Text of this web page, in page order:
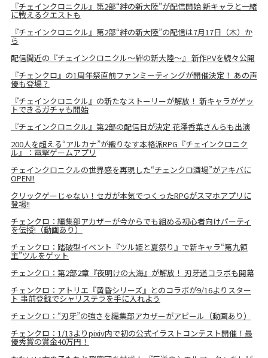
『チェインクロニクル』第2部“絆の新大陸”が配信開始 新キャラと一緒
に戦えるクエストも
『チェインクロニクル』第2部“絆の新大陸”の配信は7月17日（木）か
ら
配信間近の『チェインクロニクル～絆の新大陸～』 新作PVを続々公開
『チェンクロ』の1周年祭直前ファンミーティングが開催決定！ あの声
優も登場？
『チェインクロニクル』の新たなストーリーが解放！ 新キャラがゲッ
トできるガチャも開始
『チェインクロニクル』第2部の配信日が決定 花澤香菜さんらも出演
200人を超える“アルカナ”が織りなす本格派RPG『チェインクロニク
ル』：電撃ゲームアプリ
チェインクロニクルの世界感を再現した“チェンクロ酒場”がアキバに
OPEN!!
クリックゲーじゃない！セガが本気でつくったRPGがスマホアプリに
登場!!
チェンクロ：編集部アカザーが今からでも組める初心者向けパーティ
を伝授!（動画あり）
チェンクロ：踏破型イベント『ツル姫と夏祭り』で新キャラ“第九領
主”ツルをゲット
チェンクロ：第2部2章『夜明けの大海』が解放！ 刃牙道コラボも開幕
チェンクロ：アトリエ『黄昏シリーズ』とのコラボが9/16よりスター
ト 事前登録でシャリステラを手に入れよう
チェンクロ：“刃牙”の強さを編集部アカザーがアピール（動画あり）
チェンクロ：1/13よりpixiv内で初の公式イラストコンテスト開催！最
優秀賞の賞金40万円！